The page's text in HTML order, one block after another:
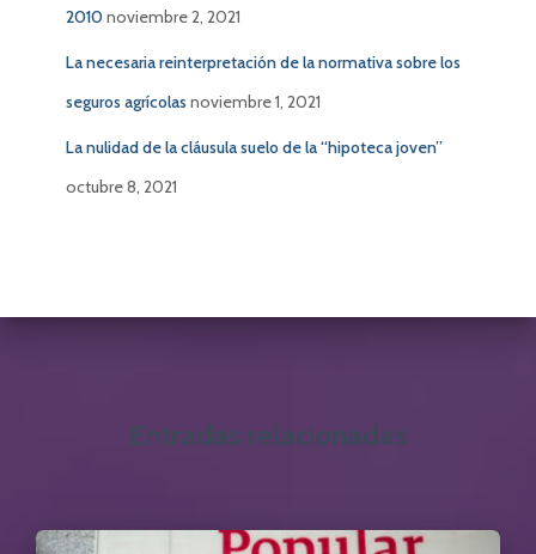
2010 noviembre 2, 2021
La necesaria reinterpretación de la normativa sobre los
seguros agrícolas noviembre 1, 2021
La nulidad de la cláusula suelo de la “hipoteca joven”
octubre 8, 2021
Entradas relacionadas